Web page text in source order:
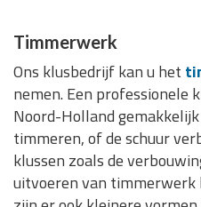
Timmerwerk
Ons klusbedrijf kan u het
nemen. Een professionele
Noord-Holland
timmeren, of de schuur
klussen zoals de
uitvoeren van timmerwerk